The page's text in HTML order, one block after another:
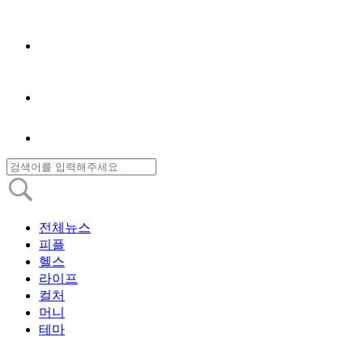
전체뉴스
피플
헬스
라이프
컬처
머니
테마